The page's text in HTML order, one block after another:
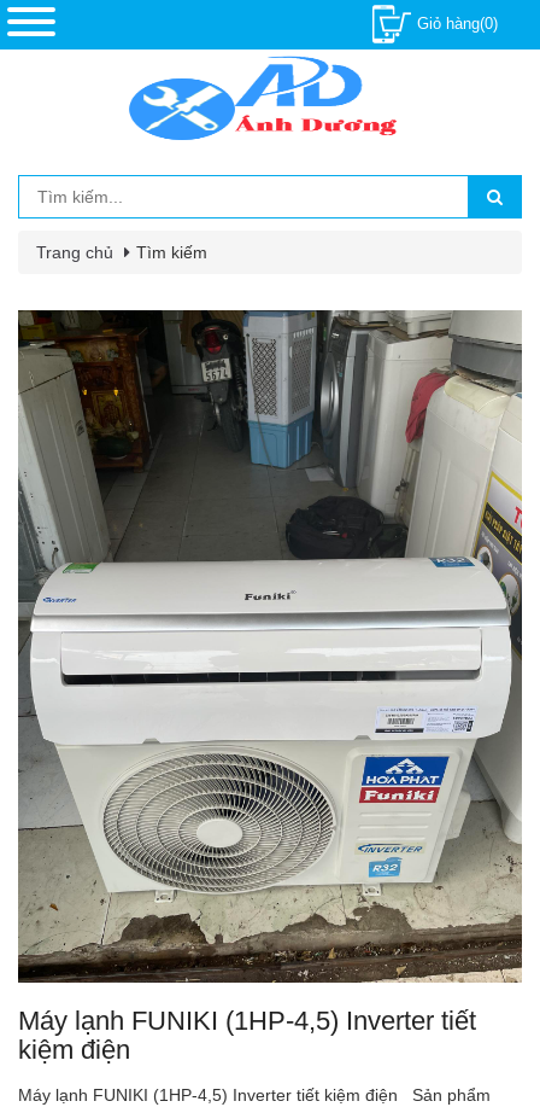
Giỏ hàng(0)
Trang chủ Tìm kiếm
Máy lạnh FUNIKI (1HP-4,5) Inverter tiết
kiệm điện
Máy lạnh FUNIKI (1HP-4,5) Inverter tiết kiệm điện Sản phẩm